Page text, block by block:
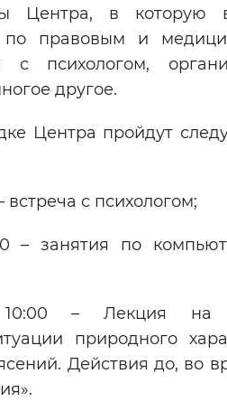
Центра, в которую
по правовым и
с психологом,
другое.
Центра пройдут
встреча с психологом;
– занятия по
– Лекция на
природного
Действия до, во